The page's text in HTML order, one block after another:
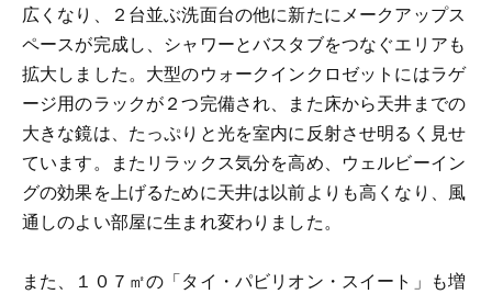
広くなり、２台並ぶ洗面台の他に新たにメークアップス
ペースが完成し、シャワーとバスタブをつなぐエリアも
拡大しました。大型のウォークインクロゼットにはラゲ
ージ用のラックが２つ完備され、また床から天井までの
大きな鏡は、たっぷりと光を室内に反射させ明るく見せ
ています。またリラックス気分を高め、ウェルビーイン
グの効果を上げるために天井は以前よりも高くなり、風
通しのよい部屋に生まれ変わりました。
また、１０７㎡の「タイ・パビリオン・スイート」も増